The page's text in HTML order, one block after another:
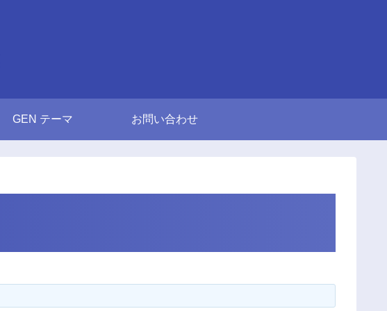
GEN テーマ お問い合わせ